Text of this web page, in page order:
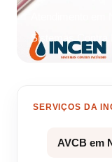
Atendimento
Sistemas Contra
SERVIÇOS DA
AVCB em